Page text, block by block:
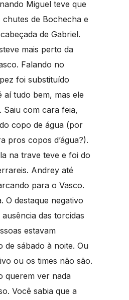
Miguel teve que
de Bochecha e
de Gabriel.
mais perto da
Falando no
foi substituído
aí tudo bem, mas ele
Saiu com cara feia,
copo de água (por
pros copos d’água?).
na trave teve e foi do
Andrey até
para o Vasco.
O destaque negativo
das torcidas
estavam
de sábado à noite. Ou
ou os times não são.
querem ver nada
Você sabia que a